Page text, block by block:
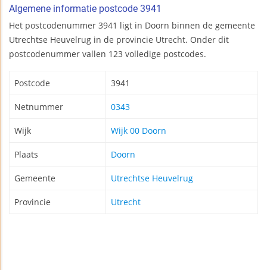
Algemene informatie postcode 3941
Het postcodenummer 3941 ligt in Doorn binnen de gemeente
Utrechtse Heuvelrug in de provincie Utrecht. Onder dit
postcodenummer vallen 123 volledige postcodes.
Postcode 3941
Netnummer 0343
Wijk Wijk 00 Doorn
Plaats Doorn
Gemeente Utrechtse Heuvelrug
Provincie Utrecht